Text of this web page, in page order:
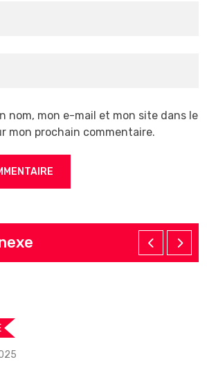
nom, mon e-mail et mon site dans le
mon prochain commentaire.